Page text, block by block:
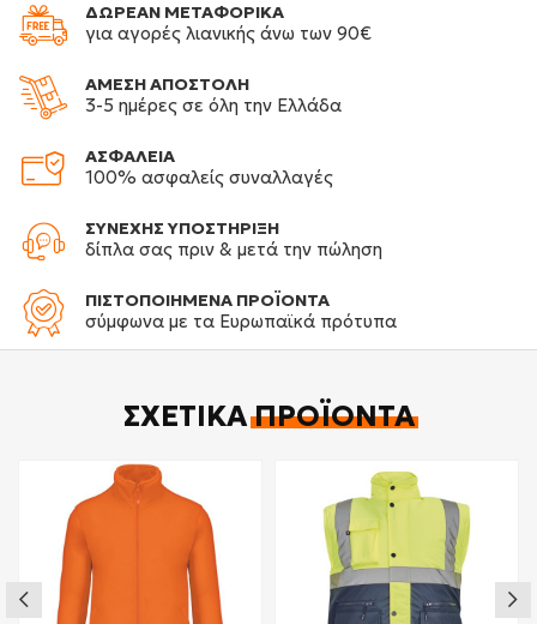
ΔΩΡΕΑΝ ΜΕΤΑΦΟΡΙΚΑ
για αγορές λιανικής άνω των 90€
ΑΜΕΣΗ ΑΠΟΣΤΟΛΗ
3-5 ημέρες σε όλη την Ελλάδα
ΑΣΦΑΛΕΙΑ
100% ασφαλείς συναλλαγές
ΣΥΝΕΧΗΣ ΥΠΟΣΤΗΡΙΞΗ
δίπλα σας πριν & μετά την πώληση
ΠΙΣΤΟΠΟΙΗΜΕΝΑ ΠΡΟΪΟΝΤΑ
σύμφωνα με τα Ευρωπαϊκά πρότυπα
ΣΧΕΤΙΚΆΠΡΟΪΌΝΤΑ